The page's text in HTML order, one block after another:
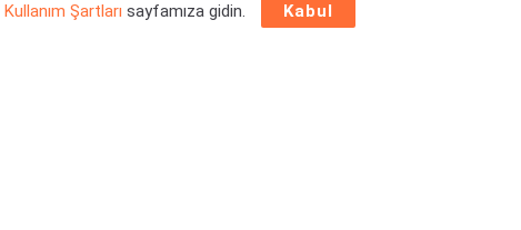
Kullanım Şartları sayfamıza gidin. Kabul